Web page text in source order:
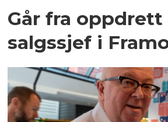
Går fra
salgssjef i